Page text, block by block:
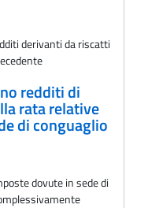
derivanti da riscatti
redditi di
rata relative
di conguaglio
dovute in sede di